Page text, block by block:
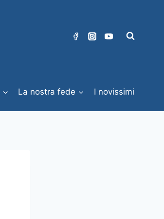
La nostra fede I novissimi